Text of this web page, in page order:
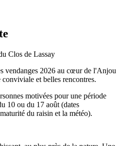
Clos de Lassay
vendanges 2026 au cœur de l'Anjou
et belles rencontres.
motivées pour une période
10 ou du 17 août (dates
du raisin et la météo).